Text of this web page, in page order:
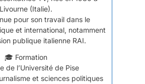
Livourne (Italie).
pour son travail dans le
et international, notamment
publique italienne RAI.
🎓 Formation
de l’Université de Pise
et sciences politiques